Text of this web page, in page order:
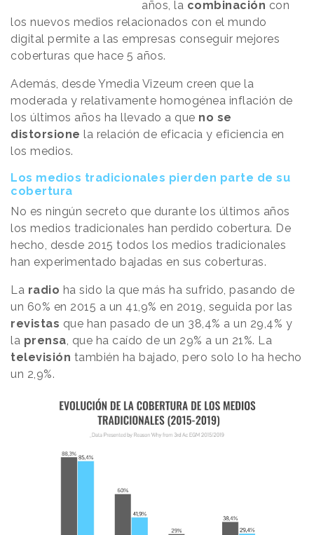
años, la combinación con
los nuevos medios relacionados con el mundo
digital permite a las empresas conseguir mejores
coberturas que hace 5 años.
Además, desde Ymedia Vizeum creen que la
moderada y relativamente homogénea inflación de
los últimos años ha llevado a que no se
distorsione la relación de eficacia y eficiencia en
los medios.
Los medios tradicionales pierden parte de su
cobertura
No es ningún secreto que durante los últimos años
los medios tradicionales han perdido cobertura. De
hecho, desde 2015 todos los medios tradicionales
han experimentado bajadas en sus coberturas.
La radio ha sido la que más ha sufrido, pasando de
un 60% en 2015 a un 41,9% en 2019, seguida por las
revistas que han pasado de un 38,4% a un 29,4% y
la prensa, que ha caído de un 29% a un 21%. La
televisión también ha bajado, pero solo lo ha hecho
un 2,9%.